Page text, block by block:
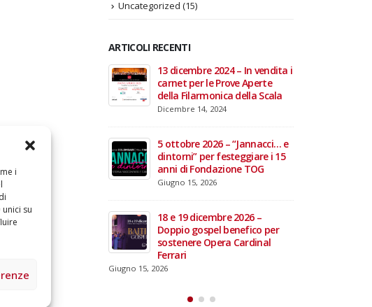
i
su
Uncategorized (15)
ARTICOLI RECENTI
2024 – In vendita i
2026 – “Jannacci… e
Fondazione TOG
2026
dicembre 2026 –
gospel benefico per
22 giugno 2026 – Terrazze del
Duomo: apertura serale
straordinaria per Fondazione
Cieli Azzurri
3 giugno 2026 – Al Teatro
Fraschini di Pavia il concerto
inaugurale di UniON –
Maggio 13, 2026
Un evento di Natale per
Aragorn